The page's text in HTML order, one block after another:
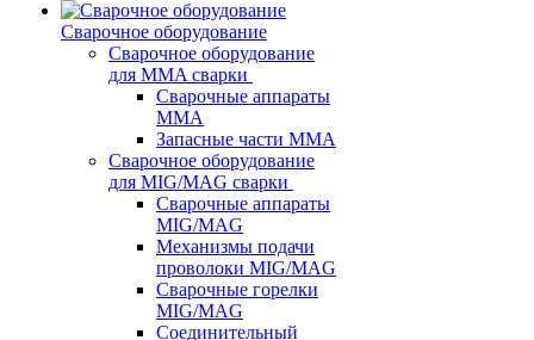
Сварочное оборудование
Сварочное оборудование
для MMA сварки
Сварочные аппараты
MMA
Запасные части MMA
Сварочное оборудование
для MIG/MAG сварки
Сварочные аппараты
MIG/MAG
Механизмы подачи
проволоки MIG/MAG
Сварочные горелки
MIG/MAG
Соединительный